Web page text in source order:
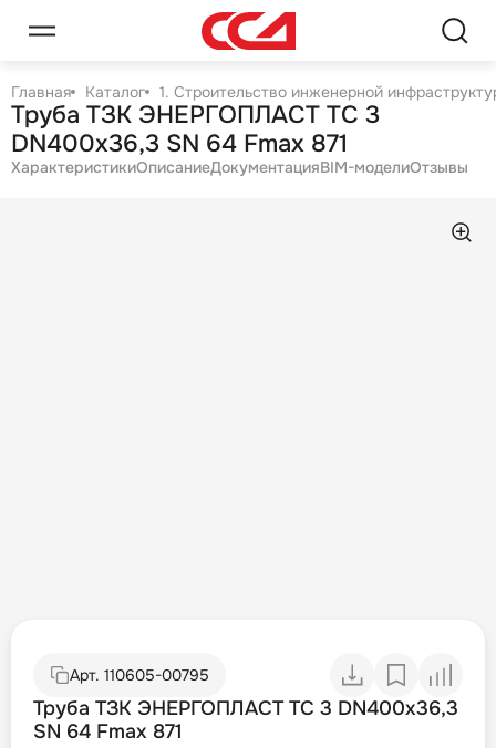
Главная Каталог 1. Строительство инженерной
Труба ТЗК ЭНЕРГОПЛАСТ ТС 3
DN400х36,3 SN 64 Fmax 871
ХарактеристикиОписаниеДокументацияBIM-моделиОтзывы
Арт. 110605-00795
Труба ТЗК ЭНЕРГОПЛАСТ ТС 3 DN400х36,3
SN 64 Fmax 871